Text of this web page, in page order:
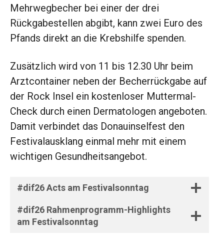
Mehrwegbecher bei einer der drei
Rückgabestellen abgibt, kann zwei Euro des
Pfands direkt an die Krebshilfe spenden.
Zusätzlich wird von 11 bis 12.30 Uhr beim
Arztcontainer neben der Becherrückgabe auf
der Rock Insel ein kostenloser Muttermal-
Check durch einen Dermatologen angeboten.
Damit verbindet das Donauinselfest den
Festivalausklang einmal mehr mit einem
wichtigen Gesundheitsangebot.
#dif26 Acts am Festivalsonntag
#dif26 Rahmenprogramm-Highlights
am Festivalsonntag